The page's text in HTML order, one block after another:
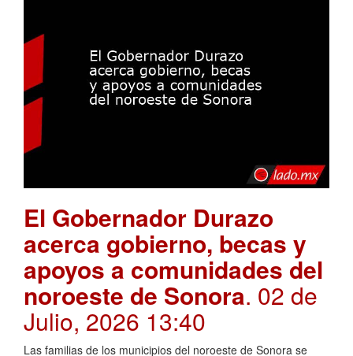
El Gobernador Durazo
acerca gobierno, becas y
apoyos a comunidades del
noroeste de Sonora. 02 de
Julio, 2026 13:40
Las familias de los municipios del noroeste de Sonora se